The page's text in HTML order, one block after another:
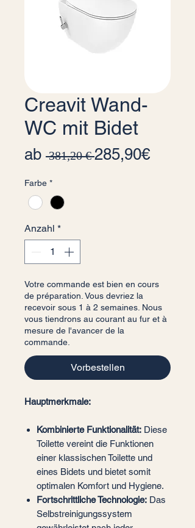
Creavit Wand-
WC mit Bidet
ab 381,20 € Standardpreis
285,90€Sale-
Farbe *
Anzahl *
Votre commande est bien en cours
de préparation. Vous devriez la
recevoir sous 1 à 2 semaines. Nous
vous tiendrons au courant au fur et à
mesure de l'avancer de la
commande.
Vorbestellen
Hauptmerkmale:
Kombinierte Funktionalität: Diese
Toilette vereint die Funktionen
einer klassischen Toilette und
eines Bidets und bietet somit
optimalen Komfort und Hygiene.
Fortschrittliche Technologie: Das
Selbstreinigungssystem